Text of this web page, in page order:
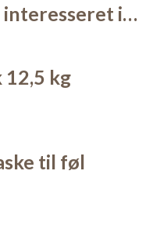
interesseret i…
12,5 kg
til føl